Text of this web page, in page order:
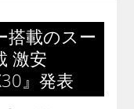
搭載のスー
激安
』発表